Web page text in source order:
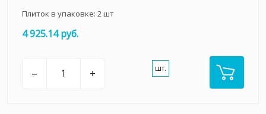
Плиток в упаковке: 2шт
4 925.14 руб.
– + шт.